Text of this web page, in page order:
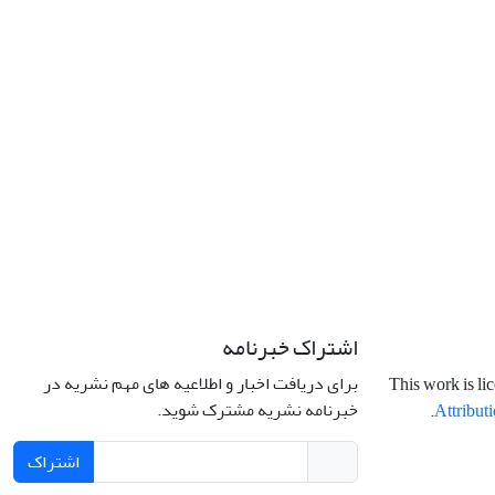
This work is
.
اشتراک خبرنامه
برای دریافت اخبار و اطلاعیه های مهم نشریه در
خبرنامه نشریه مشترک شوید.
اشتراک